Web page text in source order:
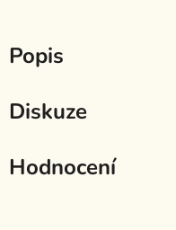
Popis
Diskuze
Hodnocení